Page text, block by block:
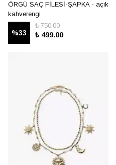
ÖRGÜ SAÇ FİLESİ-ŞAPKA - açık
kahverengi
%33
₺ 750.00
₺ 499.00